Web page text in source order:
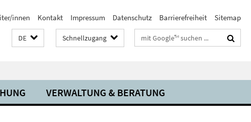
innen Kontakt Impressum Datenschutz Barrierefreiheit Sitemap
DE Schnellzugang Suchbegriffe
VERWALTUNG & BERATUNG